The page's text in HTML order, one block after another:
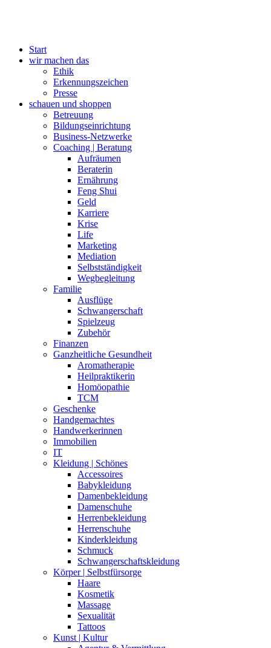
Start
wir machen das
Ethik
Erkennungszeichen
Presse
schauen und shoppen
Betreuung
Bildungseinrichtung
Business-Netzwerke
Coaching | Beratung
Aufräumen
Beraterin
Ernährung
Feng Shui
Geld
Karriere
Krise
Life
Marketing
Mediation
Selbstständigkeit
Wegbegleitung
Familie
Ausflüge
Schwangerschaft
Spielzeug
Zubehör
Finanzen
Ganzheitliche Gesundheit
Aromatherapie
Heilpraktikerin
Homöopathie
TCM
Geschenke
Handgemachtes
Handwerkerinnen
Immobilien
IT
Kleidung | Schönes
Accessoires
Babykleidung
Damenbekleidung
Damenschuhe
Herrenbekleidung
Herrenschuhe
Kinderkleidung
Schmuck
Schwangerschaftskleidung
Körper | Selbstfürsorge
Haare
Kosmetik
Massage
Sexualität
Tattoos
Kunst | Kultur